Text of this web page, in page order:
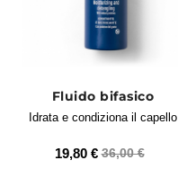
Fluido bifasico
Idrata e condiziona il capello
19,80 € 36,00 €